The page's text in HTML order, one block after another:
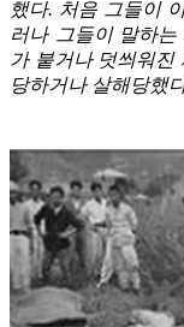
했다. 처음 그들이
러나 그들이 말하
가 붙거나 덧씌워진
당하거나 살해당했